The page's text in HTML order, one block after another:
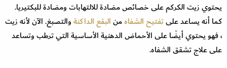
يحتوي زيت الكركم على خصائص مضادة للالتهابات ومضادة للبكتيريا.
كما أنه يساعد علىتفتيح الشفاهمنالبقع الداكنةوالتصبغ. الآن لأنه زيت
، فهو يحتوي أيضًا على الأحماض الدهنية الأساسية التي ترطب وتساعد
على علاج تشقق الشفاه.